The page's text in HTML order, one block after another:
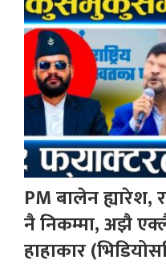
PM बालेन ह्यारेश,
नै निकम्मा, अझै
हाहाकार